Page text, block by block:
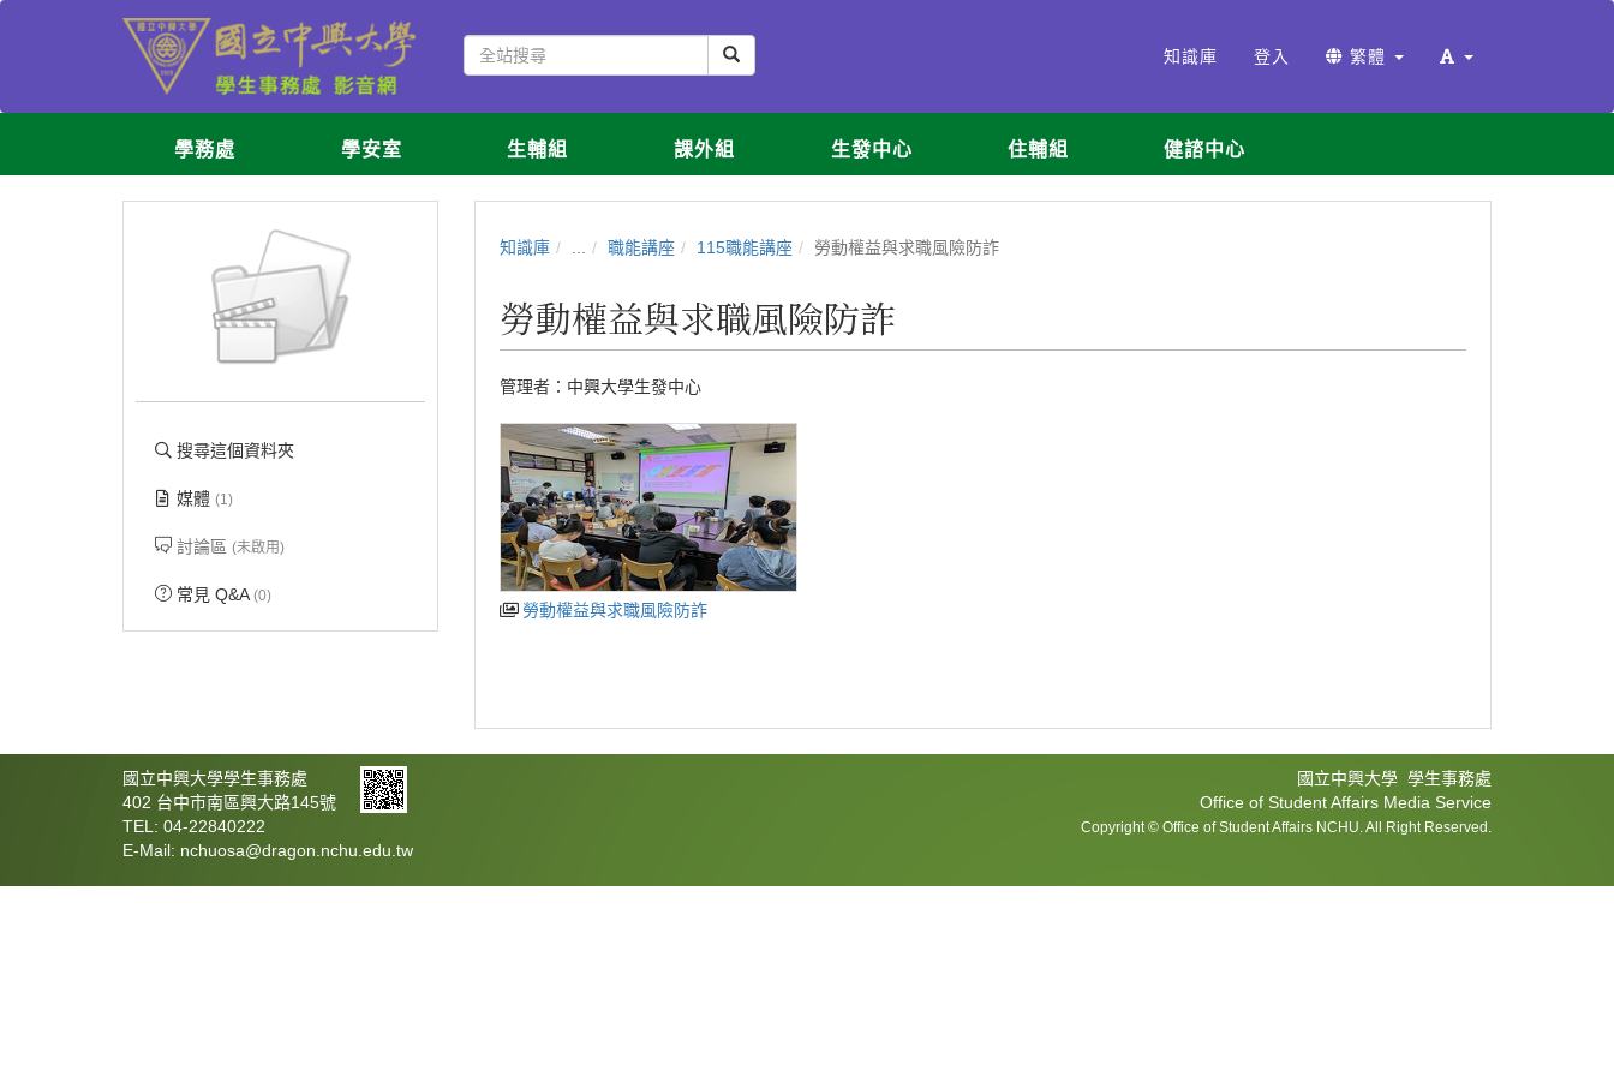
知識庫 登入 繁體
學務處 學安室 生輔組 課外組 生發中心 住輔組 健諮中心
搜尋這個資料夾
媒體(1)
討論區(未啟用)
常見 Q&A(0)
知識庫 職能講座 115職能講座 勞動權益與求職風險防詐
勞動權益與求職風險防詐
管理者： 中興大學生發中心
勞動權益與求職風險防詐
國立中興大學 學生事務處
Office of Student Affairs Media Service
Copyright © Office of Student Affairs NCHU. All Right Reserved.
國立中興大學學生事務處
402 台中市南區興大路145號
TEL: 04-22840222
E-Mail: nchuosa@dragon.nchu.edu.tw